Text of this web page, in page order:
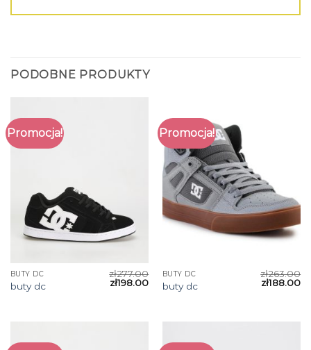
PODOBNE PRODUKTY
Promocja!
BUTY DC
buty dc
zł277.00
zł198.00
Promocja!
BUTY DC
buty dc
zł263.00
zł188.00